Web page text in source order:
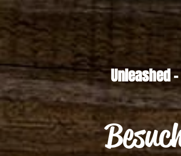
Unleashed